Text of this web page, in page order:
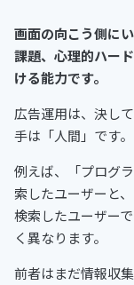
画面の向こう側に
課題、心理的ハー
ける能力です。
広告運用は、決し
手は「人間」です。
例えば、「プログ
索したユーザーと
検索したユーザー
く異なります。
前者はまだ情報収